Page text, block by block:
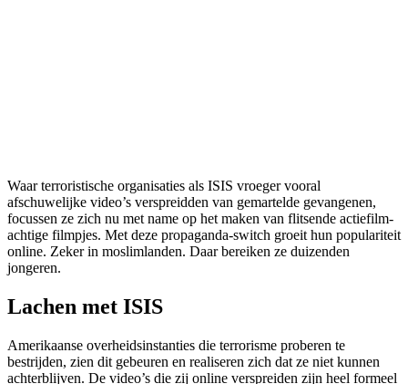
Waar terroristische organisaties als ISIS vroeger vooral
afschuwelijke video’s verspreidden van gemartelde gevangenen,
focussen ze zich nu met name op het maken van flitsende actiefilm-
achtige filmpjes. Met deze propaganda-switch groeit hun populariteit
online. Zeker in moslimlanden. Daar bereiken ze duizenden
jongeren.
Lachen met ISIS
Amerikaanse overheidsinstanties die terrorisme proberen te
bestrijden, zien dit gebeuren en realiseren zich dat ze niet kunnen
achterblijven. De video’s die zij online verspreiden zijn heel formeel